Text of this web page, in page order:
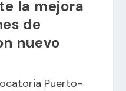
la mejora
de
nuevo
Puerto-